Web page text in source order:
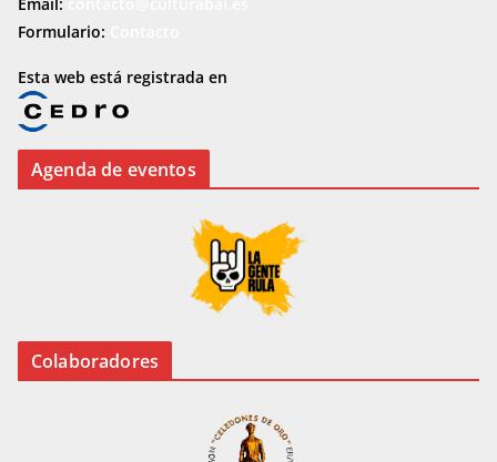
Formulario:
Esta web está registrada en
Agenda de eventos
Colaboradores